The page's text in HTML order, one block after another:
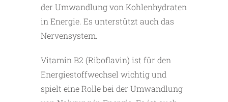
der Umwandlung von Kohlenhydraten
in Energie. Es unterstützt auch das
Nervensystem.
Vitamin B2 (Riboflavin) ist für den
Energiestoffwechsel wichtig und
spielt eine Rolle bei der Umwandlung